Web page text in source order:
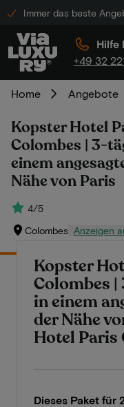
Immer das beste
Hilfe
+49 32
Home Angebote
Kopster Hotel
Colombes | 3-
einem
Nähe von Paris
4/5
Colombes Anzeigen
Kopster
Colombes
in einem
der Nähe
Hotel Paris
Dieses Paket für